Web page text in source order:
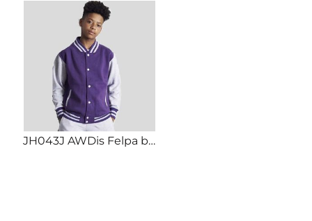
JH043J AWDis Felpa bambino modello college bicolore maniche a contrasto poli/cotone